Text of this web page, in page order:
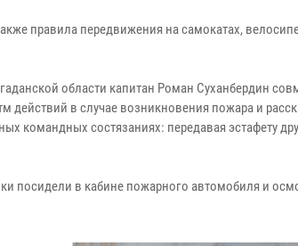
правила передвижения на самокатах,
области капитан Роман Суханбердин
в случае возникновения пожара и
командных состязаниях: передавая эстафету
посидели в кабине пожарного автомобиля и